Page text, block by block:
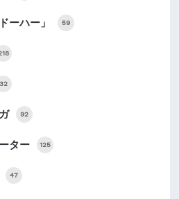
ーハー」 59
32
92
ター 125
47